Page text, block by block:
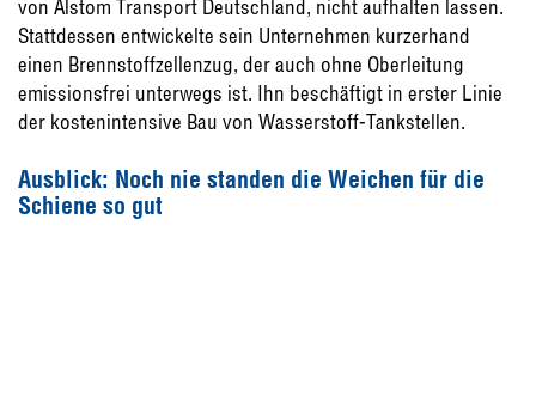
von Alstom Transport Deutschland, nicht aufhalten lassen.
Stattdessen entwickelte sein Unternehmen kurzerhand
einen Brennstoffzellenzug, der auch ohne Oberleitung
emissionsfrei unterwegs ist. Ihn beschäftigt in erster Linie
der kostenintensive Bau von Wasserstoff-Tankstellen.
Ausblick: Noch nie standen die Weichen für die
Schiene so gut